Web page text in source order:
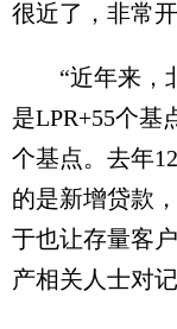
很近了，非常
“近年来，北
是LPR+55个基
个基点。去年
的是新增贷款
于也让存量客
产相关人士对记